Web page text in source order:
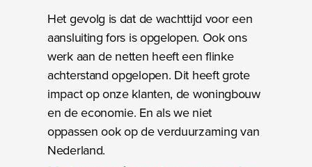
Het gevolg is dat de wachttijd voor een
aansluiting fors is opgelopen. Ook ons
werk aan de netten heeft een flinke
achterstand opgelopen. Dit heeft grote
impact op onze klanten, de woningbouw
en de economie. En als we niet
oppassen ook op de verduurzaming van
Nederland.